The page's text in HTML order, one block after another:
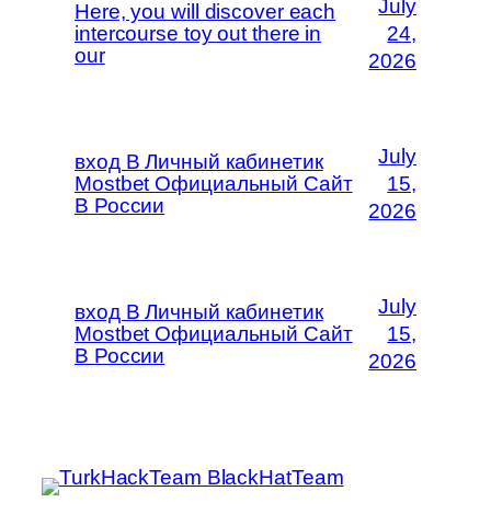
Here, you will discover each
intercourse toy out there in
our
July
24,
2026
вход В Личный кабинетик
Mostbet Официальный Сайт
В России
July
15,
2026
вход В Личный кабинетик
Mostbet Официальный Сайт
В России
July
15,
2026